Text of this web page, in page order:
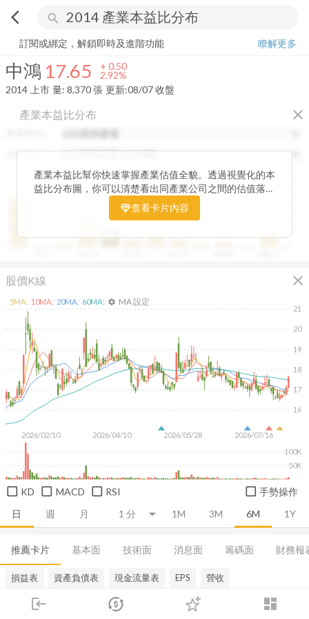
arrow_back_ios search
login dashboard
市場 登入
中鴻 17.65+ 2.92%
訂閱或綁定，解鎖即時及進階功能
瞭解更多
中鴻 17.65 + 0.50
2.92%
2014 上市 量: 8,370張 更新:08/07 收盤
產業本益比分布 close
分類項目
產業本益比幫你快速掌握產業估值全貌。透過視覺化的本
益比分布圖，你可以清楚看出同產業公司之間的估值落
差，了解哪些股票相對被低估、哪些可能已偏貴。從中位
數、本益比範圍到個別公司位置，卡片讓你一眼辨識產業
查看卡片內容
股價K線 close
日 週 月 1M 3M 6M 1Y
2026/02/10 2026/04/10 2026/05/28 2026/07/16
16
17
18
19
20
21
50K
100K
5MA: 10MA: 20MA: 60MA: settings MA 設定
KD MACD RSI 手勢操作
推薦卡片 基本面 技術面 消息面 籌碼面 財務報
損益表 資產負債表 現金流量表 EPS 營收